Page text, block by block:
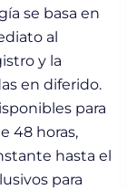
se basa en
al
y la
en diferido.
para
48 horas,
hasta el
para